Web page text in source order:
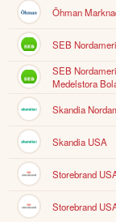
Öhman
SEB
SEB
Medelstora
Skandia
Skandia USA
Storebrand
Storebrand